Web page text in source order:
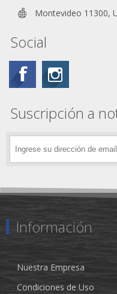
Montevideo 11300,
Social
Suscripción a
Información
Nuestra Empresa
Condiciones de Uso